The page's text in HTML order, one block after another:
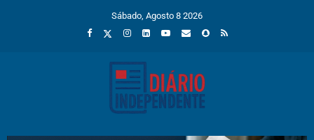
Sábado, Agosto 8 2026